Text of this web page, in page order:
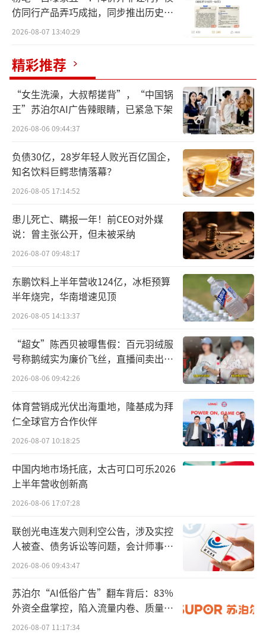
仿同行产品弄巧成拙，同步推出历史学
员退费方案
2026-08-07 13:40:29
精彩推荐
“女生洗澡，大叔帮搓背”，“中国锅
王”苏泊尔AI广告辣眼睛，已紧急下架
2026-08-06 09:44:37
负债30亿，28岁年轻人败光百亿国企，
知名饮料巨鳄悲情落幕？
2026-08-05 17:14:52
患儿死亡、瞒报一年！前CEO对外媒
说：曾主张公开，但未被采纳
2026-08-07 09:48:17
东鹏饮料上半年营收124亿，冰柜预算
半年烧完，华南增速见顶
2026-08-05 14:13:37
“超女”陈西贝被曝售假：百元羽绒服
号称鹅绒实为廉价飞丝，直播间卖出超
百万元
2026-08-06 09:42:26
体育营销成光伏出海重地，隆基成为拜
仁全球官方合作伙伴
2026-08-07 10:18:25
中国内地市场托底，太古可口可乐2026
上半年营收创新高
2026-08-06 17:07:28
联创光电连发六则利空公告，涉及实控
人被查、债务诉讼等问题，会计师事务
所曾出具“保留意见”
2026-08-06 09:43:47
苏泊尔“AI低俗广告”翻车背后：83%
外资全盘掌控，陷入流量内卷、质量频
发的负循环
2026-08-07 11:17:34